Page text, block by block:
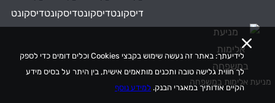
לידיעתך: באתר זה נעשה שימוש בקבצי Cookies וכלים דומים כדי לספק
לך חווית גלישה טובה ותכנים מותאמים אישית, בין היתר על בסיס מידע
הקיים אודותיך במאגרי הבנק. למידע נוסף
מניעת אלימות במשפחה